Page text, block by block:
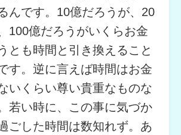
んです。10億だろうが、20
100億だろうがいくらお金
とも時間と引き換えること
す。逆に言えば時間はお金
いくらい尊い貴重なものな
若い時に、この事に気づか
ごした時間は数知れず。あ